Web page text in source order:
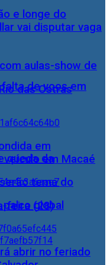
aulas-show de
das Ostras
queda da
tema do
feira (28)
e longe do
vai disputar vaga
de voos em
em
em Macaé
global
abrir no feriado